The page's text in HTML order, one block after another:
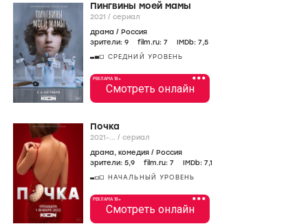
Пингвины моей мамы
2021 / сериал
драма / Россия
зрители: 9 film.ru: 7 IMDb: 7,5
СРЕДНИЙ УРОВЕНЬ
•••
РЕКЛАМА 18+
Смотреть онлайн
Почка
2021-... / сериал
драма, комедия / Россия
зрители: 5,9 film.ru: 7 IMDb: 7,1
НАЧАЛЬНЫЙ УРОВЕНЬ
•••
РЕКЛАМА 18+
Смотреть онлайн